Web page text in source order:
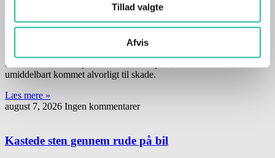
Tillad valgte
Afvis
Motorcyklist i solouheld
POLITI: Torsdag aften skete et solouheld på Simblegårdsvej i
Klemensker, hvor en motorcyklist havde mistet herredømmet og var
blev kørt til kontrol på Bornholms Hospital, men var ikke
umiddelbart kommet alvorligt til skade.
Læs mere »
august 7, 2026 Ingen kommentarer
Kastede sten gennem rude på bil